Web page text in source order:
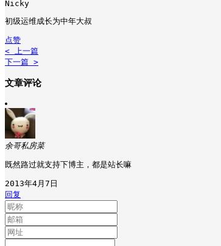
Nicky
初级运维成长为中年大叔
点赞
< 上一篇
下一篇 >
文章评论
余哥私房菜
既然路过就支持下博主，都是站长嘛
2013年4月7日
回复